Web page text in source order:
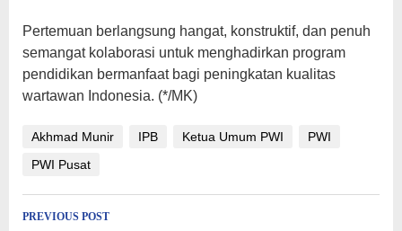
Pertemuan berlangsung hangat, konstruktif, dan penuh
semangat kolaborasi untuk menghadirkan program
pendidikan bermanfaat bagi peningkatan kualitas
wartawan Indonesia. (*/MK)
Akhmad Munir IPB Ketua Umum PWI
PWI
PWI Pusat
Post
PREVIOUS POST